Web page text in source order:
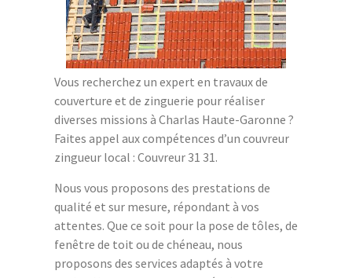
Vous recherchez un expert en travaux de
couverture et de zinguerie pour réaliser
diverses missions à Charlas Haute-Garonne ?
Faites appel aux compétences d’un couvreur
zingueur local : Couvreur 31 31.
Nous vous proposons des prestations de
qualité et sur mesure, répondant à vos
attentes. Que ce soit pour la pose de tôles, de
fenêtre de toit ou de chéneau, nous
proposons des services adaptés à votre